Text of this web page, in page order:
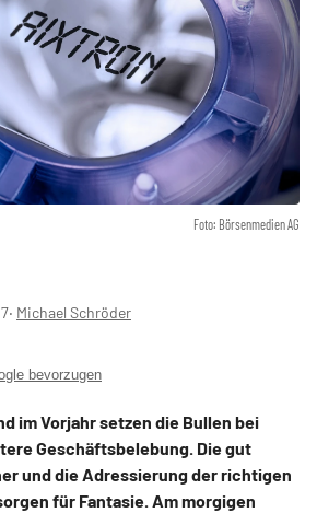
Foto: Börsenmedien AG
‧ Michael Schröder
bevorzugen
im Vorjahr setzen die Bullen bei
Geschäftsbelebung. Die gut
und die Adressierung der richtigen
für Fantasie. Am morgigen